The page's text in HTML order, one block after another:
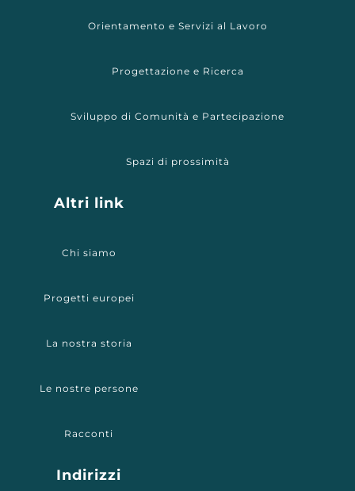
Orientamento e Servizi al Lavoro
Progettazione e Ricerca
Sviluppo di Comunità e Partecipazione
Spazi di prossimità
Altri link
Chi siamo
Progetti europei
La nostra storia
Le nostre persone
Racconti
Indirizzi